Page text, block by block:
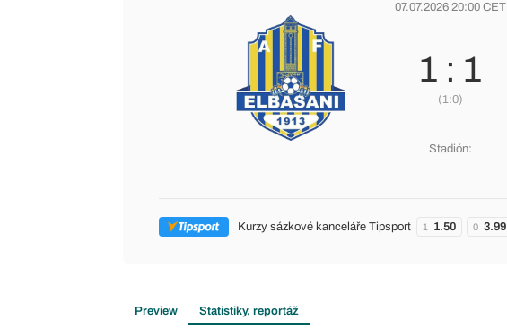
07.07.2026 20:00 CET
1 : 1
(1:0)
Stadión:
Kurzy sázkové kanceláře Tipsport 1 1.50 0 3.99
Preview Statistiky, reportáž